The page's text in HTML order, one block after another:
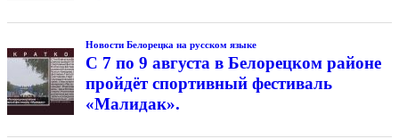
Новости Белорецка на русском языке
С 7 по 9 августа в Белорецком районе
пройдёт спортивный фестиваль
«Малидак».